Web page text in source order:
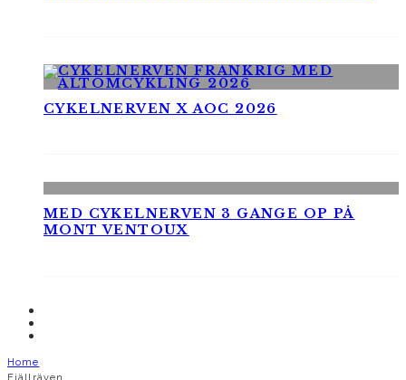
CYKELNERVEN X AOC 2026
MED CYKELNERVEN 3 GANGE OP PÅ
MONT VENTOUX
Home
Fjällräven